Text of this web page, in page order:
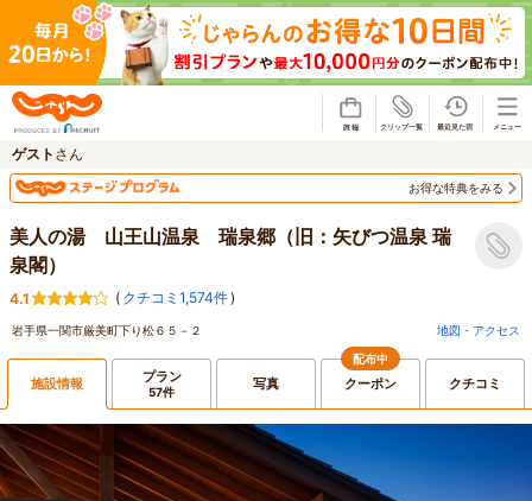
ゲスト さん
お得な特典をみる
美人の湯 山王山温泉 瑞泉郷（旧：矢びつ温泉 瑞
泉閣）
4.1 ( クチコミ1,574件)
岩手県一関市厳美町下り松６５－２ 地図・アクセス
施設情報 プラン
57件 写真
配布中
クーポン クチコミ